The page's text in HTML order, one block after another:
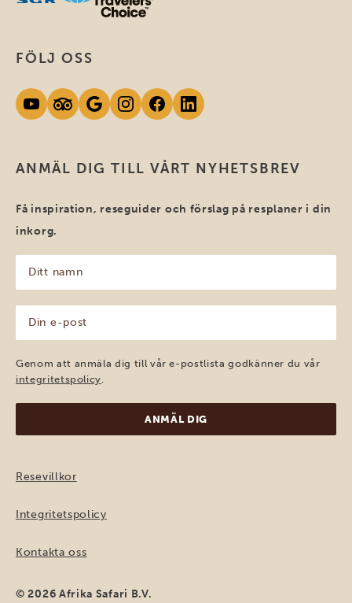
ANMÄL DIG TILL VÅRT NYHETSBREV
Få inspiration, reseguider och förslag på resplaner i din
inkorg.
namn
(Obligatoriskt)
post
(Obligatoriskt)
Genom att anmäla dig till vår e-postlista godkänner du vår
integritetspolicy.
FÖLJ OSS
Resevillkor
Integritetspolicy
Kontakta oss
© 2026 Afrika Safari B.V.